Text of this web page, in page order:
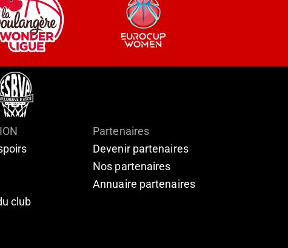
club
Partenaires
Devenir partenaires
Nos partenaires
Annuaire partenaires